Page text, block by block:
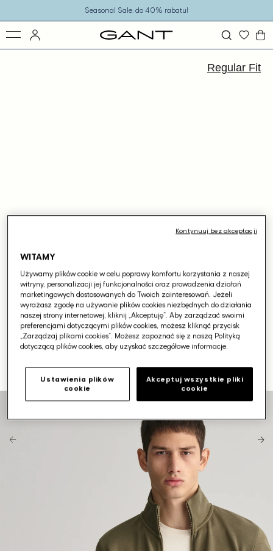
Seasonal Sale: do 40% rabatu!
Regular Fit
Otwórz
media
1
galerii
WITAMY
Używamy plików cookie w celu poprawy komfortu korzystania z naszej
witryny, personalizacji jej funkcjonalności oraz prowadzenia działań
marketingowych dostosowanych do Twoich zainteresowań. Jeżeli
wyrażasz zgodę na używanie plików cookies niezbędnych do działania
naszej strony internetowej, kliknij „Akceptuję”. Aby zarządzać swoimi
preferencjami dotyczącymi plików cookies, możesz kliknąć przycisk
„Zarządzaj plikami cookies”. Możesz zapoznać się z naszą Polityką
dotyczącą plików cookies, aby uzyskać szczegółowe informacje.
Ustawienia plików
cookie
Akceptuj wszystkie pliki
cookie
Kontynuuj bez akceptacji